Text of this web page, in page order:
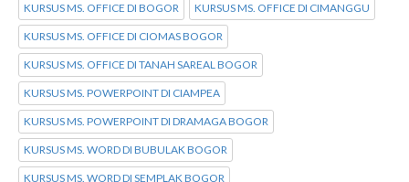
KURSUS MS. OFFICE DI BOGOR KURSUS MS. OFFICE DI CIMANGGU
KURSUS MS. OFFICE DI CIOMAS BOGOR
KURSUS MS. OFFICE DI TANAH SAREAL BOGOR
KURSUS MS. POWERPOINT DI CIAMPEA
KURSUS MS. POWERPOINT DI DRAMAGA BOGOR
KURSUS MS. WORD DI BUBULAK BOGOR
KURSUS MS. WORD DI SEMPLAK BOGOR